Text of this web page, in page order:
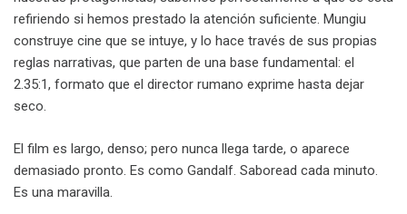
refiriendo si hemos prestado la atención suficiente. Mungiu
construye cine que se intuye, y lo hace través de sus propias
reglas narrativas, que parten de una base fundamental: el
2.35:1, formato que el director rumano exprime hasta dejar
seco.
El film es largo, denso; pero nunca llega tarde, o aparece
demasiado pronto. Es como Gandalf. Saboread cada minuto.
Es una maravilla.